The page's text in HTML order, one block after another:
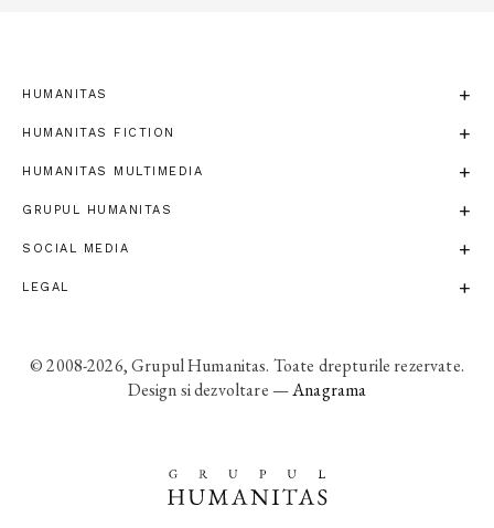
HUMANITAS
HUMANITAS FICTION
HUMANITAS MULTIMEDIA
GRUPUL HUMANITAS
SOCIAL MEDIA
LEGAL
© 2008-2026, Grupul Humanitas. Toate drepturile rezervate.
Design si dezvoltare —Anagrama